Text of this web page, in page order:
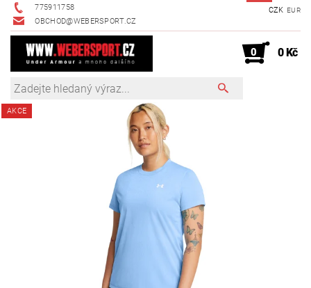
775911758
OBCHOD@WEBERSPORT.CZ
CZK EUR
0 0 Kč
AKCE